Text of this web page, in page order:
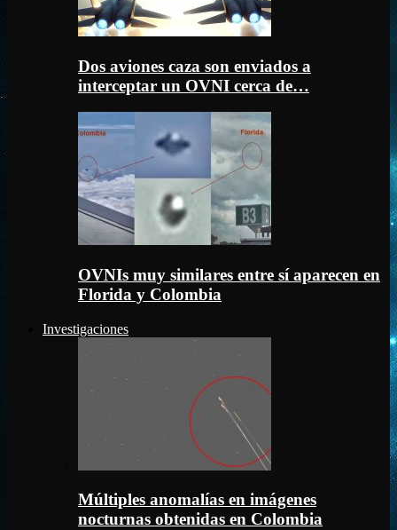
Dos aviones caza son enviados a
interceptar un OVNI cerca de…
OVNIs muy similares entre sí aparecen en
Florida y Colombia
Investigaciones
Múltiples anomalías en imágenes
nocturnas obtenidas en Colombia